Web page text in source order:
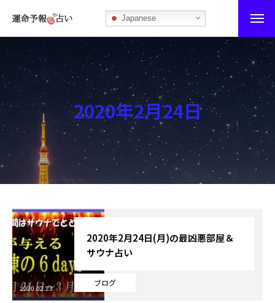
Japanese
運命予報占い
運命予報占いとは
あなたの所属部屋を探そう！
最恐の相性占い
秘伝公開！吉凶カレンダー
記事カテゴリー
ブログ
お知らせ
芸能界
2020年2月24日
ブログ
2020年2月24日(月)の最凶悪部屋＆
サウナ占い
2020.02.23